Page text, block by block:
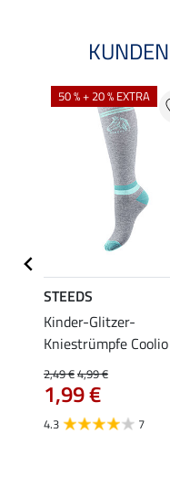
50 % + 20 % EXTRA
STEEDS
Kinder-Glitzer-
Kniestrümpfe Coolio
2,49 €4,99 €
1,99 €
4.3 7